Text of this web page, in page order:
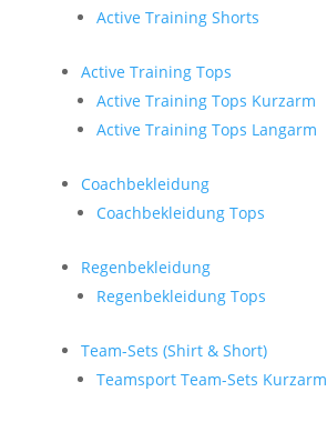
Active Training Shorts
Active Training Tops
Active Training Tops Kurzarm
Active Training Tops Langarm
Coachbekleidung
Coachbekleidung Tops
Regenbekleidung
Regenbekleidung Tops
Team-Sets (Shirt & Short)
Teamsport Team-Sets Kurzarm